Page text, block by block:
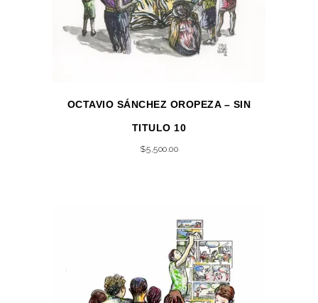
OCTAVIO SÁNCHEZ OROPEZA – SIN
TITULO 10
$5,500.00